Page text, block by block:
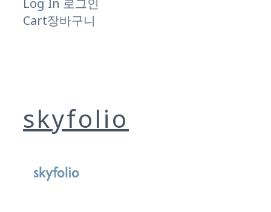
Cart장바구니
skyfolio